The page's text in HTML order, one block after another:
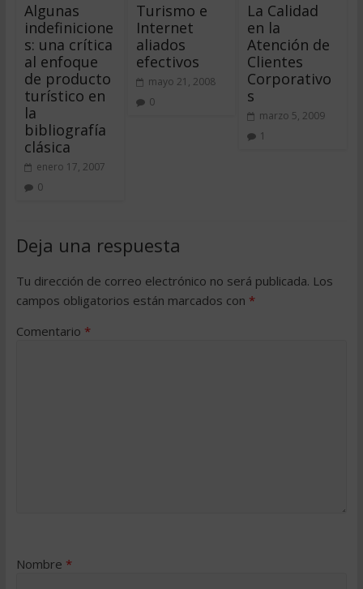
Algunas
indefinicione
s: una crítica
al enfoque
de producto
turístico en
la
bibliografía
clásica
enero 17, 2007
0
Turismo e
Internet
aliados
efectivos
mayo 21, 2008
0
La Calidad
en la
Atención de
Clientes
Corporativo
s
marzo 5, 2009
1
Deja una respuesta
Tu dirección de correo electrónico no será publicada. Los
campos obligatorios están marcados con *
Comentario *
Nombre *